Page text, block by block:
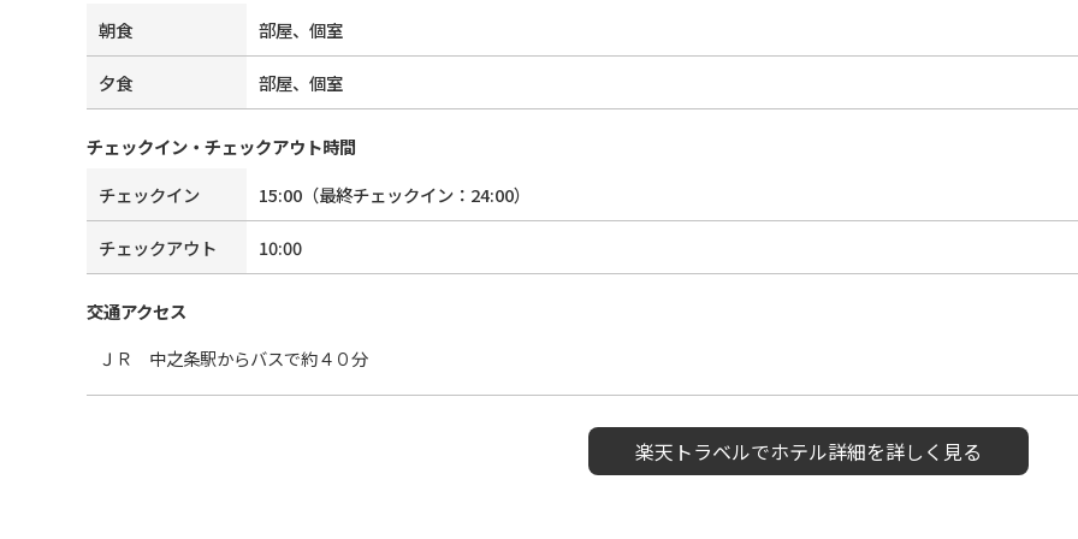
朝食 部屋、個室
夕食 部屋、個室
チェックイン・チェックアウト時間
チェックイン
15:00 （最終チェックイン： 24:00）
チェックアウト 10:00
交通アクセス
ＪＲ 中之条駅からバスで約４０分
楽天トラベルでホテル詳細を詳しく見る